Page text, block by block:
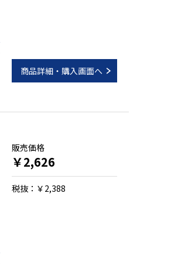
商品詳細・購入画面へ
販売価格
￥2,626
税抜：￥2,388